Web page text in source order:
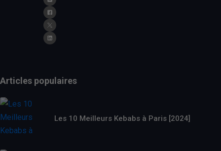
Articles populaires
Les 10 Meilleurs Kebabs à Paris [2024]